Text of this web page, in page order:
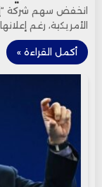
انخفض سهم شركة
الأمريكية، رغم
أكمل القراءة »